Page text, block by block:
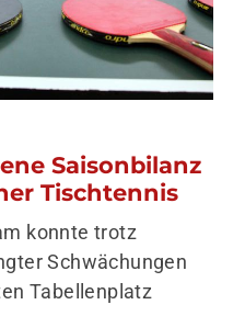
Saisonbilanz
Tischtennis
konnte trotz
Schwächungen
Tabellenplatz
hier
deine
Sportsuche
es dir leicht: